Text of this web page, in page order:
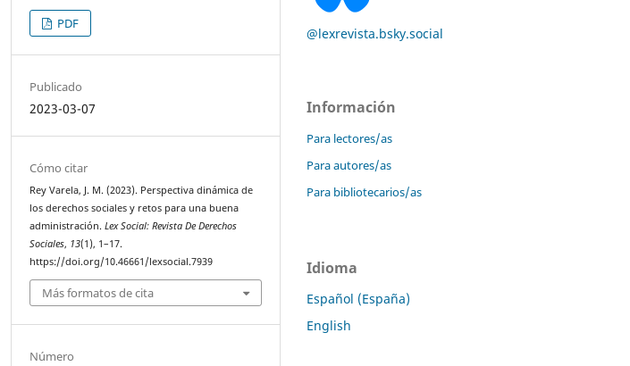
PDF
Publicado
2023-03-07
Cómo citar
Rey Varela, J. M. (2023). Perspectiva dinámica de
los derechos sociales y retos para una buena
administración.Lex Social: Revista De Derechos
Sociales, 13(1), 1–17.
https://doi.org/10.46661/lexsocial.7939
Más formatos de cita
Número
@lexrevista.bsky.social
Información
Para lectores/as
Para autores/as
Para bibliotecarios/as
Idioma
Español (España)
English